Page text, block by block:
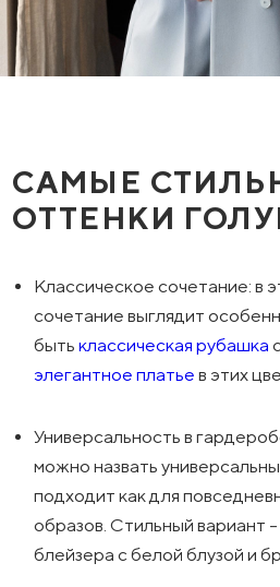
САМЫЕ
ОТТЕНКИ
Классическое сочетание: в
сочетание выглядит
бытьклассическая рубашка
элегантное платье в этих
Универсальность в
можно назвать
подходит как для
образов. Стильный вариант
блейзера с белой блузой и